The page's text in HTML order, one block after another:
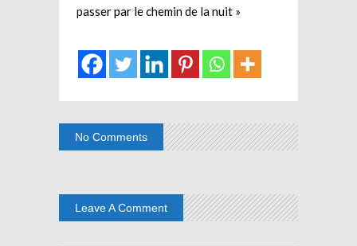
passer par le chemin de la nuit »
No Comments
Leave A Comment